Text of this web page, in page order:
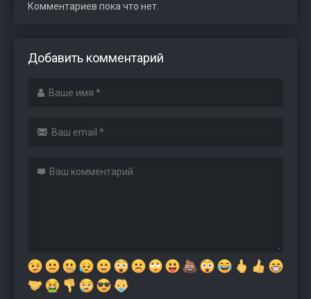
Комментариев пока что нет.
Добавить комментарий